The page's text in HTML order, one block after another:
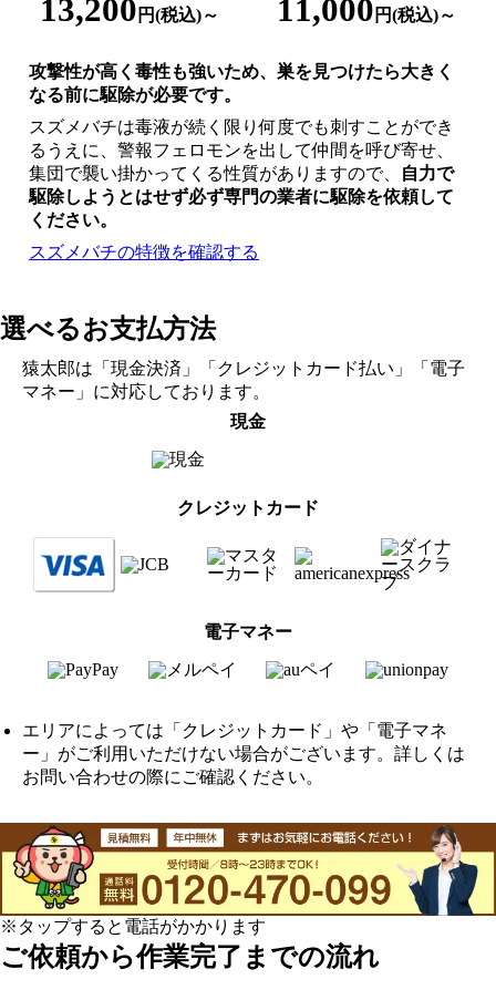
13,200 円(税込)～ 11,000 円(税込)～
攻撃性が高く毒性も強いため、巣を見つけたら大きく
なる前に駆除が必要です。
スズメバチは毒液が続く限り何度でも刺すことができ
るうえに、警報フェロモンを出して仲間を呼び寄せ、
集団で襲い掛かってくる性質がありますので、
自力で
駆除しようとはせず必ず専門の業者に駆除を依頼して
ください。
スズメバチの特徴を確認する
選べるお支払方法
猿太郎は「現金決済」「クレジットカード払い」「電子
マネー」に対応しております。
現金
クレジットカード
電子マネー
エリアによっては「クレジットカード」や「電子マネ
ー」がご利用いただけない場合がございます。詳しくは
お問い合わせの際にご確認ください。
※タップすると電話がかかります
ご依頼から作業完了までの流れ